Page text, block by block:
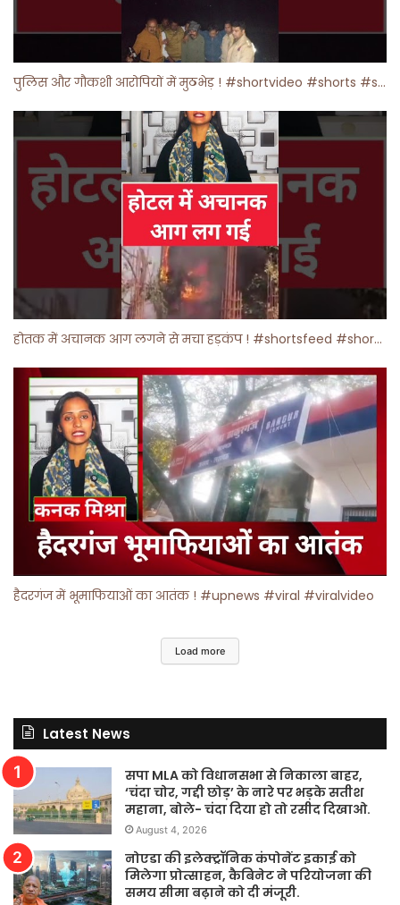
पुलिस और गौकशी आरोपियों में मुठभेड़ ! #shortvideo #shorts #shortsfeed
होतक में अचानक आग लगने से मचा हड़कंप ! #shortsfeed #shorts #viralshorts
हैदरगंज में भूमाफियाओं का आतंक ! #upnews #viral #viralvideo
Load more
Latest News
सपा MLA को विधानसभा से निकाला बाहर,
‘चंदा चोर, गद्दी छोड़’ के नारे पर भड़के सतीश
महाना, बोले- चंदा दिया हो तो रसीद दिखाओ.
August 4, 2026
नोएडा की इलेक्ट्रॉनिक कंपोनेंट इकाई को
मिलेगा प्रोत्साहन, कैबिनेट ने परियोजना की
समय सीमा बढ़ाने को दी मंजूरी.